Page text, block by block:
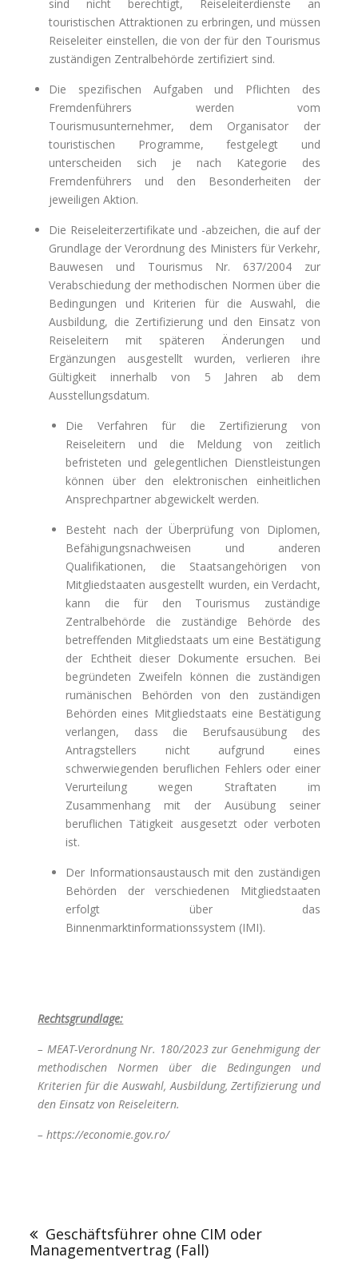
sind nicht berechtigt, Reiseleiterdienste an
touristischen Attraktionen zu erbringen, und müssen
Reiseleiter einstellen, die von der für den Tourismus
zuständigen Zentralbehörde zertifiziert sind.
Die spezifischen Aufgaben und Pflichten des
Fremdenführers werden vom
Tourismusunternehmer, dem Organisator der
touristischen Programme, festgelegt und
unterscheiden sich je nach Kategorie des
Fremdenführers und den Besonderheiten der
jeweiligen Aktion.
Die Reiseleiterzertifikate und -abzeichen, die auf der
Grundlage der Verordnung des Ministers für Verkehr,
Bauwesen und Tourismus Nr. 637/2004 zur
Verabschiedung der methodischen Normen über die
Bedingungen und Kriterien für die Auswahl, die
Ausbildung, die Zertifizierung und den Einsatz von
Reiseleitern mit späteren Änderungen und
Ergänzungen ausgestellt wurden, verlieren ihre
Gültigkeit innerhalb von 5 Jahren ab dem
Ausstellungsdatum.
Die Verfahren für die Zertifizierung von
Reiseleitern und die Meldung von zeitlich
befristeten und gelegentlichen Dienstleistungen
können über den elektronischen einheitlichen
Ansprechpartner abgewickelt werden.
Besteht nach der Überprüfung von Diplomen,
Befähigungsnachweisen und anderen
Qualifikationen, die Staatsangehörigen von
Mitgliedstaaten ausgestellt wurden, ein Verdacht,
kann die für den Tourismus zuständige
Zentralbehörde die zuständige Behörde des
betreffenden Mitgliedstaats um eine Bestätigung
der Echtheit dieser Dokumente ersuchen. Bei
begründeten Zweifeln können die zuständigen
rumänischen Behörden von den zuständigen
Behörden eines Mitgliedstaats eine Bestätigung
verlangen, dass die Berufsausübung des
Antragstellers nicht aufgrund eines
schwerwiegenden beruflichen Fehlers oder einer
Verurteilung wegen Straftaten im
Zusammenhang mit der Ausübung seiner
beruflichen Tätigkeit ausgesetzt oder verboten
ist.
Der Informationsaustausch mit den zuständigen
Behörden der verschiedenen Mitgliedstaaten
erfolgt über das
Binnenmarktinformationssystem (IMI).
Rechtsgrundlage:
– MEAT-Verordnung Nr. 180/2023 zur Genehmigung der
methodischen Normen über die Bedingungen und
Kriterien für die Auswahl, Ausbildung, Zertifizierung und
den Einsatz von Reiseleitern.
– https://economie.gov.ro/
Geschäftsführer ohne CIM oder
Managementvertrag (Fall)